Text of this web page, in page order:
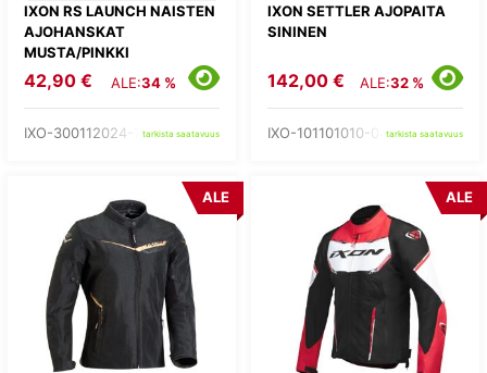
IXON RS LAUNCH NAISTEN
AJOHANSKAT
MUSTA/PINKKI
42,90 € ALE:34 %
IXO-300112024-73-tarkista saatavuus
IXON SETTLER AJOPAITA
SININEN
142,00 € ALE:32 %
IXO-101101010-04-tarkista saatavuus
ALE ALE